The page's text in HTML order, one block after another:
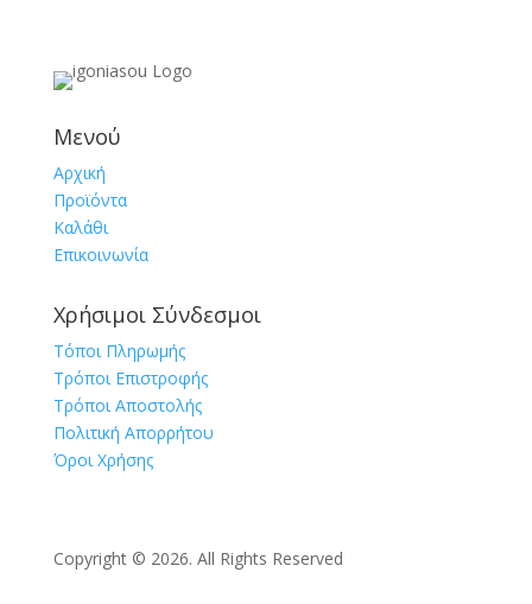
Μενού
Αρχική
Προϊόντα
Καλάθι
Επικοινωνία
Χρήσιμοι Σύνδεσμοι
Τόποι Πληρωμής
Τρόποι Επιστροφής
Τρόποι Αποστολής
Πολιτική Απορρήτου
Όροι Χρήσης
Copyright © 2026. All Rights Reserved